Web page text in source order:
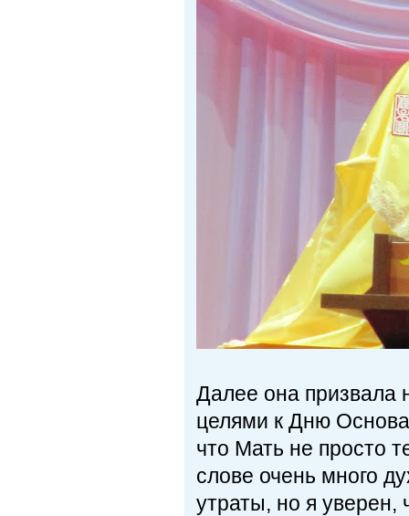
Далее она призвала
целями к Дню
что Мать не просто
слове очень много
утраты, но я уверен,